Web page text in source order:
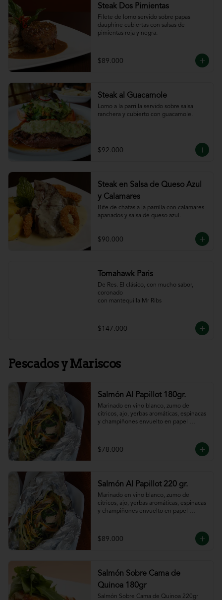
Steak Dos Pimientas
Filete de lomo servido sobre papas
dauphine cubiertas con salsas de
pimientas roja y negra.
$89.000
Steak al Guacamole
Lomo a la parrilla servido sobre salsa
ranchera y cubierto con guacamole.
$92.000
Steak en Salsa de Queso Azul
y Calamares
Bife de chatas a la parrilla con calamares
apanados y salsa de queso azul.
$90.000
Tomahawk Paris
De Res. El clásico, con mucho sabor,
coronado
con mantequilla Mr Ribs
$147.000
Pescados y Mariscos
Salmón Al Papillot 180gr.
Marinado en vino blanco, zumo de
cítricos, ajo, yerbas aromáticas, espinacas
y champiñones envuelto en papel
$78.000
Salmón Al Papillot 220 gr.
Marinado en vino blanco, zumo de
cítricos, ajo, yerbas aromáticas, espinacas
y champiñones envuelto en papel
$89.000
Salmón Sobre Cama de
Quinoa 180gr
Salmón Sobre Cama de Quinoa 220gr